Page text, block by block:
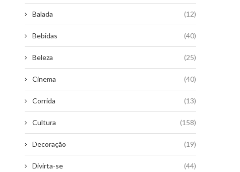
Balada (12)
Bebidas (40)
Beleza (25)
Cinema (40)
Corrida (13)
Cultura (158)
Decoração (19)
Divirta-se (44)